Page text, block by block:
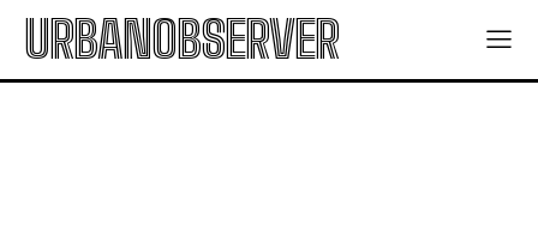
URBANOBSERVER